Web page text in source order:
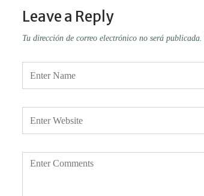
Leave a Reply
Tu dirección de correo electrónico no será publicada.